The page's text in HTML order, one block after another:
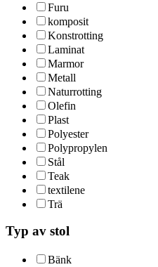
Furu
komposit
Konstrotting
Laminat
Marmor
Metall
Naturrotting
Olefin
Plast
Polyester
Polypropylen
Stål
Teak
textilene
Trä
Typ av stol
Bänk